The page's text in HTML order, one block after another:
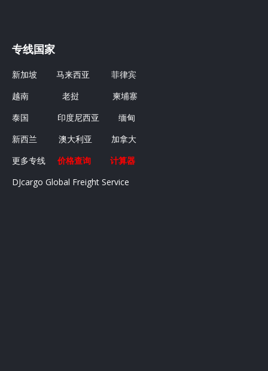
专线国家
新加坡 马来西亚
菲律宾
越南
老挝
柬埔寨
泰国
印度尼西亚
缅甸
新西兰
澳大利亚
加拿大
更多专线
价格查询
计算器
DJcargo Global Freight Service